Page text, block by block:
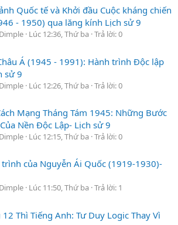
Quốc tế và Khởi đầu Cuộc kháng chiến
- 1950) qua lăng kính Lịch sử 9
Lúc 12:36, Thứ ba Trả lời: 0
Á (1945 - 1991): Hành trình Độc lập
sử 9
Lúc 12:26, Thứ ba Trả lời: 0
Mạng Tháng Tám 1945: Những Bước
Nền Độc Lập- Lịch sử 9
Lúc 12:15, Thứ ba Trả lời: 0
của Nguyễn Ái Quốc (1919-1930)-
Lúc 11:50, Thứ ba Trả lời: 1
12 Thì Tiếng Anh: Tư Duy Logic Thay Vì